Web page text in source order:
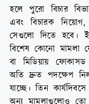
হলে পুরো বিচার
এবং বিচারক
সেগুলো দিতে হবে।
বিশেষ কোনো মামলা
বা মিডিয়ায়
অতি দ্রুত পদক্ষেপ
যাচ্ছে। তিন